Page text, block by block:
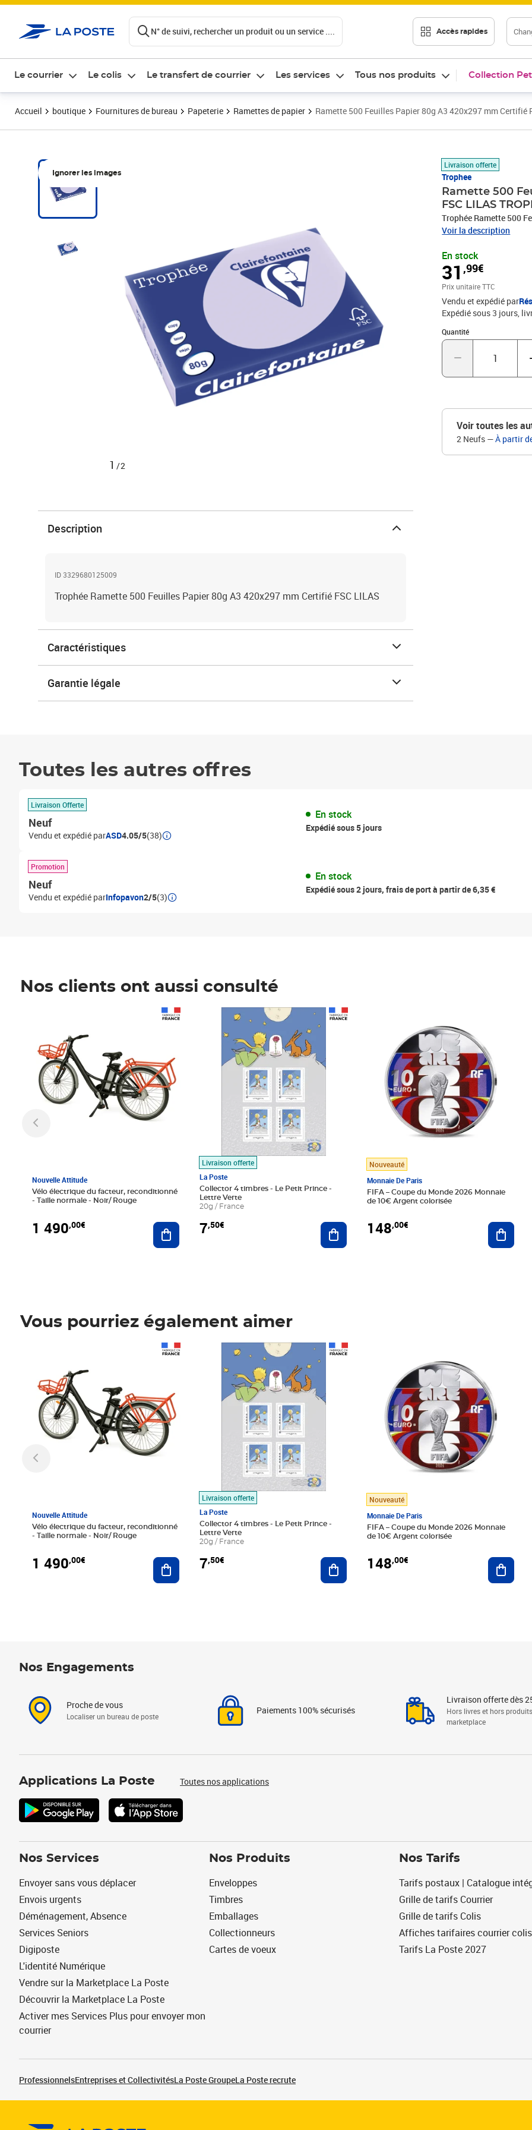
N° de suivi, rechercher un produit ou un service .... Accès rapides
Le courrier Le colis Le transfert de courrier Les services Tous nos produits Collection
Accueil boutique Fournitures de bureau Papeterie Ramettes de papier Ramette 500 Feuilles Papier 80g A3 420x297 mm Certifié
Ignorer les images
1 /2
Livraison offerte
Trophee
Ramette 500
FSC LILAS
Trophée Ramette 500
Voir la description
En stock
31,99€
Prix 31,99€
Prix unitaire TTC
Vendu et expédié par
Expédié sous 3 jours
Quantité
Quantité : 1
Voir toutes les
2 Neufs —À partir
Description
ID 3329680125009
Trophée Ramette 500 Feuilles Papier 80g A3 420x297 mm Certifié FSC LILAS
Caractéristiques
Garantie légale
Toutes les autres offres
Livraison Offerte
Neuf
Vendu et expédié parASD4.05/5(38)
En stock
Expédié sous 5 jours
Promotion
Neuf
Vendu et expédié parInfopavon2/5(3)
En stock
Expédié sous 2 jours, frais de port à partir de 6,35 €
Nos clients ont aussi consulté
Nouvelle Attitude
Vélo électrique du facteur, reconditionné
- Taille normale - Noir/ Rouge
1 490,00€ Ajouter au panier
Livraison offerte
La Poste
Collector 4 timbres - Le Petit Prince -
Lettre Verte
20g / France
7,50€
Prix 7,50€
Ajouter au panier
Nouveauté
Monnaie De Paris
FIFA – Coupe du Monde 2026 Monnaie
de 10€ Argent colorisée
148,00€
Vous pourriez également aimer
Nouvelle Attitude
Vélo électrique du facteur, reconditionné
- Taille normale - Noir/ Rouge
1 490,00€ Ajouter au panier
Livraison offerte
La Poste
Collector 4 timbres - Le Petit Prince -
Lettre Verte
20g / France
7,50€
Prix 7,50€
Ajouter au panier
Nouveauté
Monnaie De Paris
FIFA – Coupe du Monde 2026 Monnaie
de 10€ Argent colorisée
148,00€
Nos Engagements
Proche de vous
Localiser un bureau de poste
Paiements 100% sécurisés
Livraison offerte dès
Hors livres et hors produits
marketplace
Applications La Poste Toutes nos applications
Nos Services
Envoyer sans vous déplacer
Envois urgents
Déménagement, Absence
Services Seniors
Digiposte
L'identité Numérique
Vendre sur la Marketplace La Poste
Découvrir la Marketplace La Poste
Activer mes Services Plus pour envoyer mon
courrier
Nos Produits
Enveloppes
Timbres
Emballages
Collectionneurs
Cartes de voeux
Nos Tarifs
Tarifs postaux | Catalogue
Grille de tarifs Courrier
Grille de tarifs Colis
Affiches tarifaires courrier colis
Tarifs La Poste 2027
ProfessionnelsEntreprises et CollectivitésLa Poste GroupeLa Poste recrute